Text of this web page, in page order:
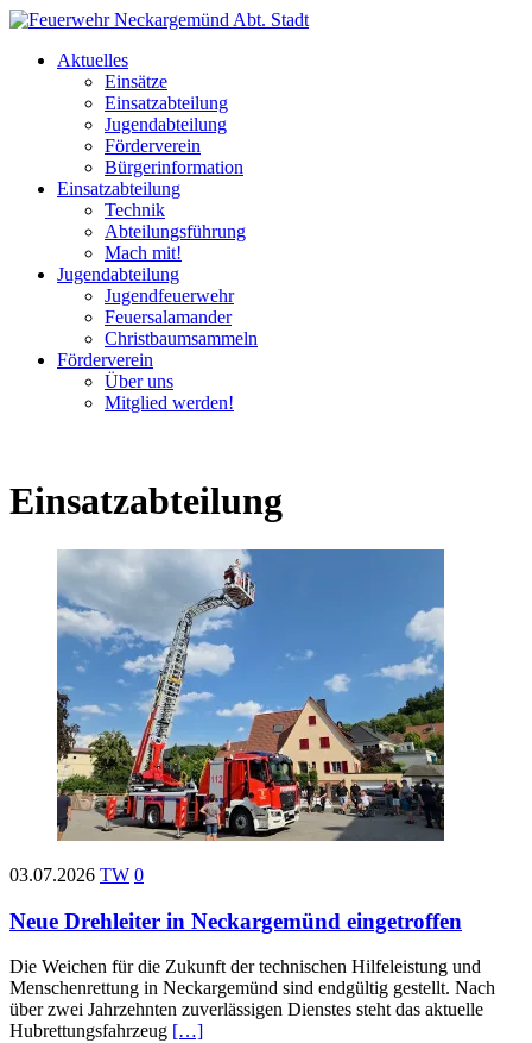
Aktuelles
Einsätze
Einsatzabteilung
Jugendabteilung
Förderverein
Bürgerinformation
Einsatzabteilung
Technik
Abteilungsführung
Mach mit!
Jugendabteilung
Jugendfeuerwehr
Feuersalamander
Christbaumsammeln
Förderverein
Über uns
Mitglied werden!
Einsatzabteilung
03.07.2026 TW 0
Neue Drehleiter in Neckargemünd eingetroffen
Die Weichen für die Zukunft der technischen Hilfeleistung und
Menschenrettung in Neckargemünd sind endgültig gestellt. Nach
über zwei Jahrzehnten zuverlässigen Dienstes steht das aktuelle
Hubrettungsfahrzeug […]